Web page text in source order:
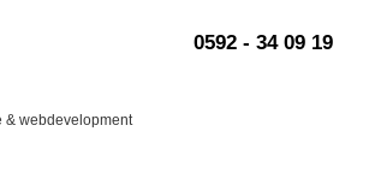
& webdevelopment
0592 - 34 09 19